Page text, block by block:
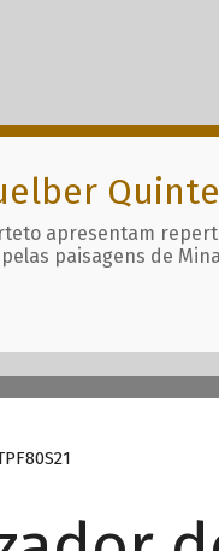
apresentam
paisagens de